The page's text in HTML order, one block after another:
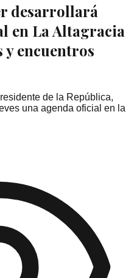
desarrollará
en La Altagracia
encuentros
de la República,
una agenda oficial en la